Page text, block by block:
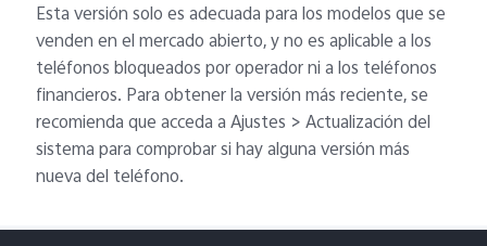
Esta versión solo es adecuada para los modelos que se
venden en el mercado abierto, y no es aplicable a los
teléfonos bloqueados por operador ni a los teléfonos
financieros. Para obtener la versión más reciente, se
recomienda que acceda a Ajustes > Actualización del
sistema para comprobar si hay alguna versión más
nueva del teléfono.